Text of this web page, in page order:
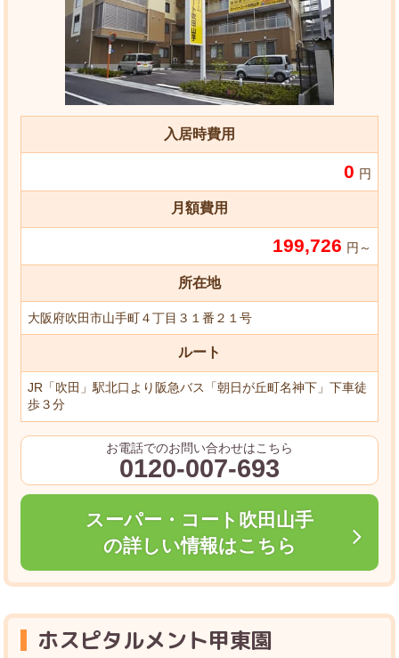
入居時費用
0 円
月額費用
199,726 円～
所在地
大阪府吹田市山手町４丁目３１番２１号
ルート
JR「吹田」駅北口より阪急バス「朝日が丘町名神下」下車徒
歩３分
お電話でのお問い合わせはこちら
0120-007-693
スーパー・コート吹田山手
の詳しい情報はこちら
ホスピタルメント甲東園